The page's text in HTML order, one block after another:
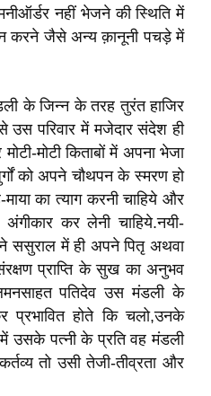
नहीं भेजने की स्थिति में
करने जैसे अन्य क़ानूनी पचड़े में
के जिन्न के तरह तुरंत हाजिर
उस परिवार में मजेदार संदेश ही
मोटी किताबों में अपना भेजा
को अपने चौथपन के स्मरण हो
का त्याग करनी चाहिये और
कर लेनी चाहिये.नयी-
ससुराल में ही अपने पितृ अथवा
प्राप्ति के सुख का अनुभव
पतिदेव उस मंडली के
प्रभावित होते कि चलो,उनके
उसके पत्नी के प्रति वह मंडली
तो उसी तेजी-तीव्रता और